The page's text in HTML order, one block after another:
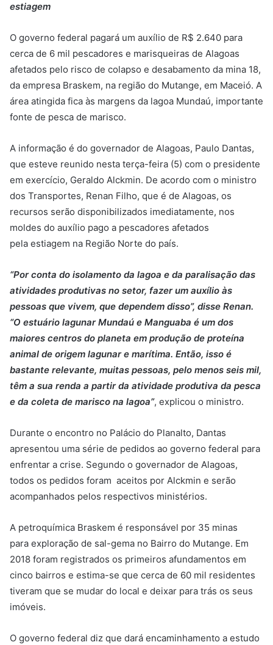
estiagem
O governo federal pagará um auxílio de R$ 2.640 para
cerca de 6 mil pescadores e marisqueiras de Alagoas
afetados pelo risco de colapso e desabamento da mina 18,
da empresa Braskem, na região do Mutange, em Maceió. A
área atingida fica às margens da lagoa Mundaú, importante
fonte de pesca de marisco.
A informação é do governador de Alagoas, Paulo Dantas,
que esteve reunido nesta terça-feira (5) com o presidente
em exercício, Geraldo Alckmin. De acordo com o ministro
dos Transportes, Renan Filho, que é de Alagoas, os
recursos serão disponibilizados imediatamente, nos
moldes do auxílio pago a pescadores afetados
pela estiagem na Região Norte do país.
“Por conta do isolamento da lagoa e da paralisação das
atividades produtivas no setor, fazer um auxílio às
pessoas que vivem, que dependem disso”, disse Renan.
“O estuário lagunar Mundaú e Manguaba é um dos
maiores centros do planeta em produção de proteína
animal de origem lagunar e marítima. Então, isso é
bastante relevante, muitas pessoas, pelo menos seis mil,
têm a sua renda a partir da atividade produtiva da pesca
e da coleta de marisco na lagoa”, explicou o ministro.
Durante o encontro no Palácio do Planalto, Dantas
apresentou uma série de pedidos ao governo federal para
enfrentar a crise. Segundo o governador de Alagoas,
todos os pedidos foram aceitos por Alckmin e serão
acompanhados pelos respectivos ministérios.
A petroquímica Braskem é responsável por 35 minas
para exploração de sal-gema no Bairro do Mutange. Em
2018 foram registrados os primeiros afundamentos em
cinco bairros e estima-se que cerca de 60 mil residentes
tiveram que se mudar do local e deixar para trás os seus
imóveis.
O governo federal diz que dará encaminhamento a estudo